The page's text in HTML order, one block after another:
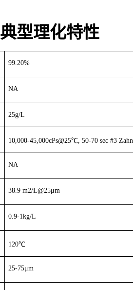
典型理化特性
99.20%
NA
25g/L
10,000-45,000cPs@25℃, 50-70 sec #3
NA
38.9 m2/L@25μm
0.9-1kg/L
120℃
25-75μm